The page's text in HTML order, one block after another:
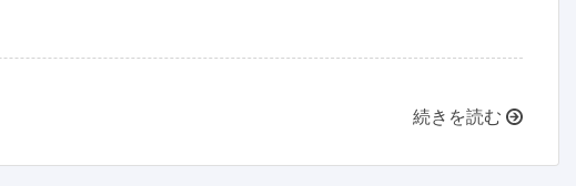
続きを読む